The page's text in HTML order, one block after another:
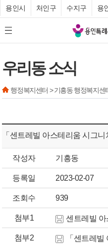
용인시 처인구 수지구 용
모바일 메뉴 버튼
기
흥
청
우리동 소식
행정복지센터 > 기흥동 행정복지센
작성자 기흥동
등록일 2023-02-07
조회수 939
첨부1 센트레빌
첨부2 「센트레